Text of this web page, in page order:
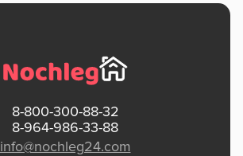
8-800-300-88-32
8-964-986-33-88
info@nochleg24.com